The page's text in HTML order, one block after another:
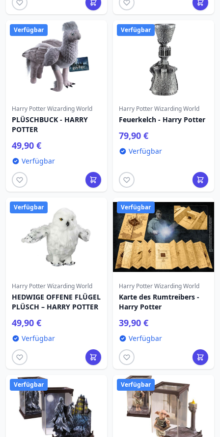
Verfügbar
Harry Potter Wizarding World
PLÜSCHBUCK - HARRY
POTTER
49,90 €
Verfügbar
Verfügbar
Harry Potter Wizarding World
Feuerkelch - Harry Potter
79,90 €
Verfügbar
Verfügbar
Harry Potter Wizarding World
HEDWIGE OFFENE FLÜGEL
PLÜSCH – HARRY POTTER
49,90 €
Verfügbar
Verfügbar
Harry Potter Wizarding World
Karte des Rumtreibers -
Harry Potter
39,90 €
Verfügbar
Verfügbar Verfügbar